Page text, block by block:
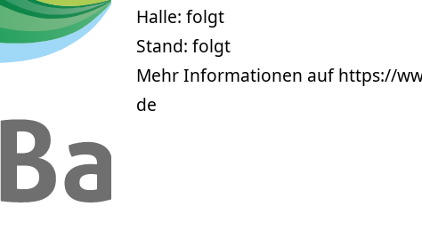
Halle: folgt
Stand: folgt
Mehr Informationen aufhttps://
de